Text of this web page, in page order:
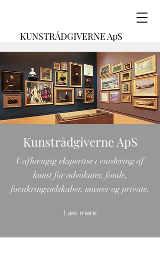
KUNSTRÅDGIVERNE ApS
Kunstrådgiverne ApS
Uafhængig ekspertise i vurdering af
kunst for advokater, fonde,
forsikringsselskaber, museer og private.
Læs mere